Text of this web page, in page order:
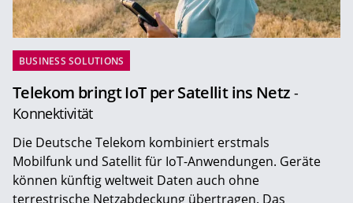
BUSINESS SOLUTIONS
Telekom bringt IoT per Satellit ins Netz -
Konnektivität
Die Deutsche Telekom kombiniert erstmals
Mobilfunk und Satellit für IoT-Anwendungen. Geräte
können künftig weltweit Daten auch ohne
terrestrische Netzabdeckung übertragen. Das